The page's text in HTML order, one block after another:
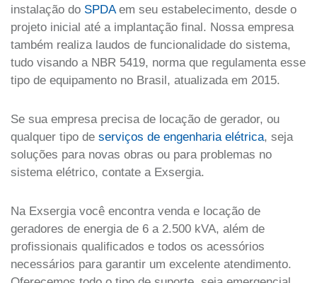
instalação do SPDAem seu estabelecimento, desde o
projeto inicial até a implantação final. Nossa empresa
também realiza laudos de funcionalidade do sistema,
tudo visando a NBR 5419, norma que regulamenta esse
tipo de equipamento no Brasil, atualizada em 2015.
Se sua empresa precisa de locação de gerador, ou
qualquer tipo de serviços de engenharia elétrica, seja
soluções para novas obras ou para problemas no
sistema elétrico, contate a Exsergia.
Na Exsergia você encontra venda e locação de
geradores de energia de 6 a 2.500 kVA, além de
profissionais qualificados e todos os acessórios
necessários para garantir um excelente atendimento.